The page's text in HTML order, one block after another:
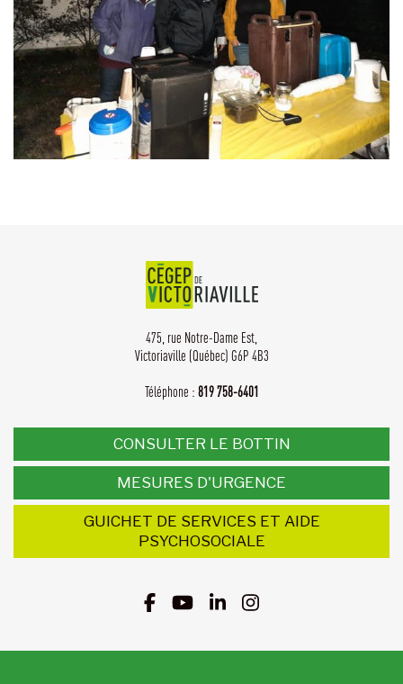
475, rue Notre-Dame Est,
Victoriaville (Québec) G6P 4B3
Téléphone :819 758-6401
CONSULTER LE BOTTIN
MESURES D'URGENCE
GUICHET DE SERVICES ET AIDE
PSYCHOSOCIALE